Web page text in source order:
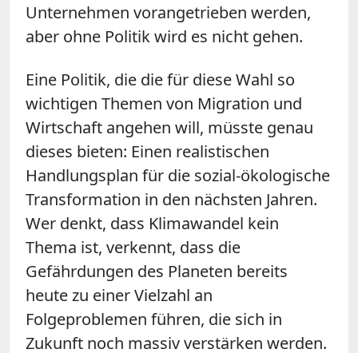
Unternehmen vorangetrieben werden,
aber ohne Politik wird es nicht gehen.
Eine Politik, die die für diese Wahl so
wichtigen Themen von Migration und
Wirtschaft angehen will, müsste genau
dieses bieten: Einen realistischen
Handlungsplan für die sozial-ökologische
Transformation in den nächsten Jahren.
Wer denkt, dass Klimawandel kein
Thema ist, verkennt, dass die
Gefährdungen des Planeten bereits
heute zu einer Vielzahl an
Folgeproblemen führen, die sich in
Zukunft noch massiv verstärken werden.